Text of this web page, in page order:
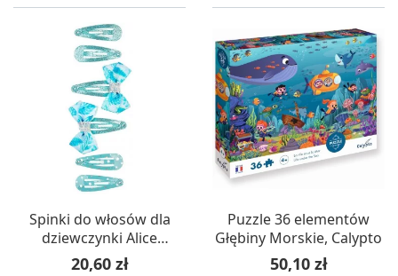
Spinki do włosów dla
dziewczynki Alice
niebieskie 6 szt, Souza!
Cena
20,60 zł
Puzzle 36 elementów
Głębiny Morskie, Calypto
Cena
50,10 zł